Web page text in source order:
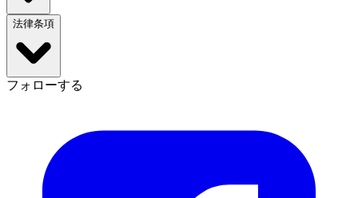
法律条項
フォローする